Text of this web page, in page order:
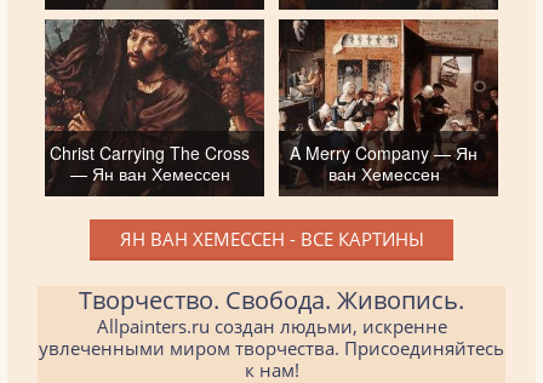
Christ Carrying The Cross
— Ян ван Хемессен
A Merry Company — Ян
ван Хемессен
ЯН ВАН ХЕМЕССЕН - ВСЕ КАРТИНЫ
Творчество. Свобода. Живопись.
Allpainters.ru создан людьми, искренне
увлеченными миром творчества. Присоединяйтесь
к нам!